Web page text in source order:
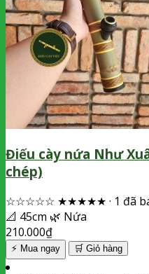
Điếu cày nứa Như
chép)
☆☆☆☆☆ ★★★★★ · 1 đã
📐 45cm 🌿 Nứa
210.000₫
⚡ Mua ngay 🛒 Giỏ hàng